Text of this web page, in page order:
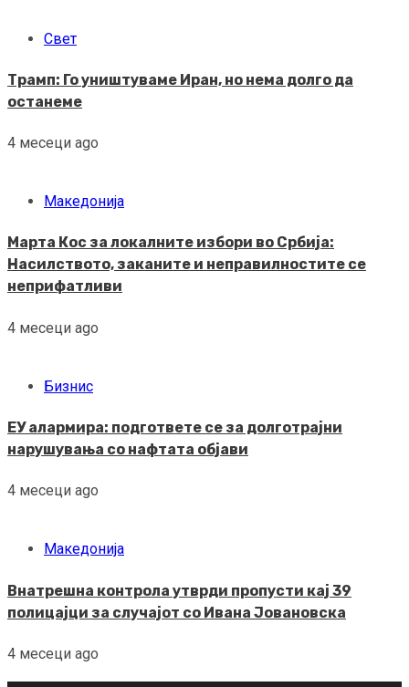
Свет
Трамп: Го уништуваме Иран, но нема долго да
останеме
4 месеци ago
Македонија
Марта Кос за локалните избори во Србија:
Насилството, заканите и неправилностите се
неприфатливи
4 месеци ago
Бизнис
ЕУ алармира: подгответе се за долготрајни
нарушувања со нафтата објави
4 месеци ago
Македонија
Внатрешна контрола утврди пропусти кај 39
полицајци за случајот со Ивана Јовановска
4 месеци ago